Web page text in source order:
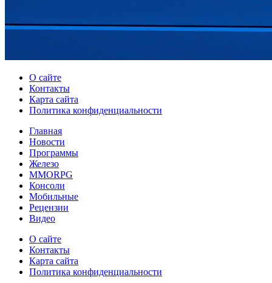
О сайте
Контакты
Карта сайта
Политика конфиденциальности
Главная
Новости
Программы
Железо
MMORPG
Консоли
Мобильные
Рецензии
Видео
О сайте
Контакты
Карта сайта
Политика конфиденциальности